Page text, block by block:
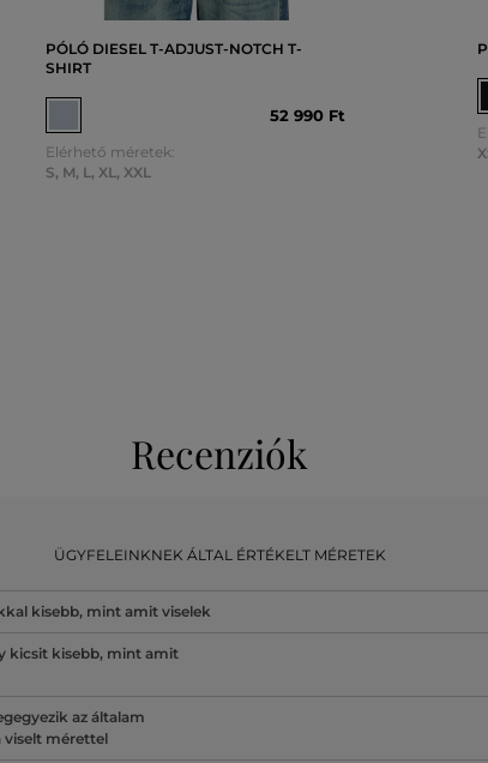
PÓLÓ DIESEL T-ADJUST-NOTCH T-
SHIRT
52 990 Ft
Elérhető méretek:
S, M, L, XL, XXL
Recenziók
ÜGYFELEINKNEK ÁLTAL ÉRTÉKELT MÉRETEK
kisebb, mint amit viselek
kicsit kisebb, mint amit
az általam
viselt mérettel